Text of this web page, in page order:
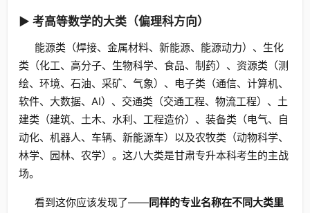
▶ 考高等数学的大类（偏理科方向）
能源类（焊接、金属材料、新能源、能源动力）、生化
类（化工、高分子、生物科学、食品、制药）、资源类（测
绘、环境、石油、采矿、气象）、电子类（通信、计算机、
软件、大数据、AI）、交通类（交通工程、物流工程）、土
建类（建筑、土木、水利、工程造价）、装备类（电气、自
动化、机器人、车辆、新能源车）以及农牧类（动物科学、
林学、园林、农学）。这八大类是甘肃专升本科考生的主战
场。
看到这你应该发现了——同样的专业名称在不同大类里